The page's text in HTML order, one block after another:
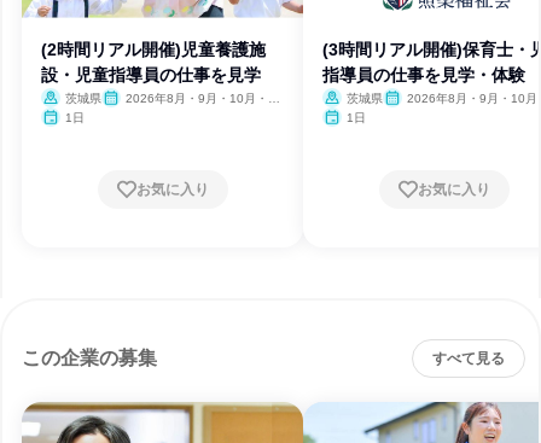
(2時間リアル開催)児童養護施
設・児童指導員の仕事を見学
茨城県
2026年8月・9月・10月・11
1日
お気に入り
(3時間リアル開催)保育士・
指導員の仕事を見学・体験
茨城県
2026年8月・9月・10月
1日
お気に入り
この企業の募集 すべて見る